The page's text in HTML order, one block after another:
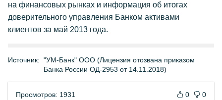
на финансовых рынках и информация об итогах
доверительного управления Банком активами
клиентов за май 2013 года.
Источник: "УМ-Банк" ООО (Лицензия отозвана приказом
Банка России ОД-2953 от 14.11.2018)
Просмотров: 1931 0 0